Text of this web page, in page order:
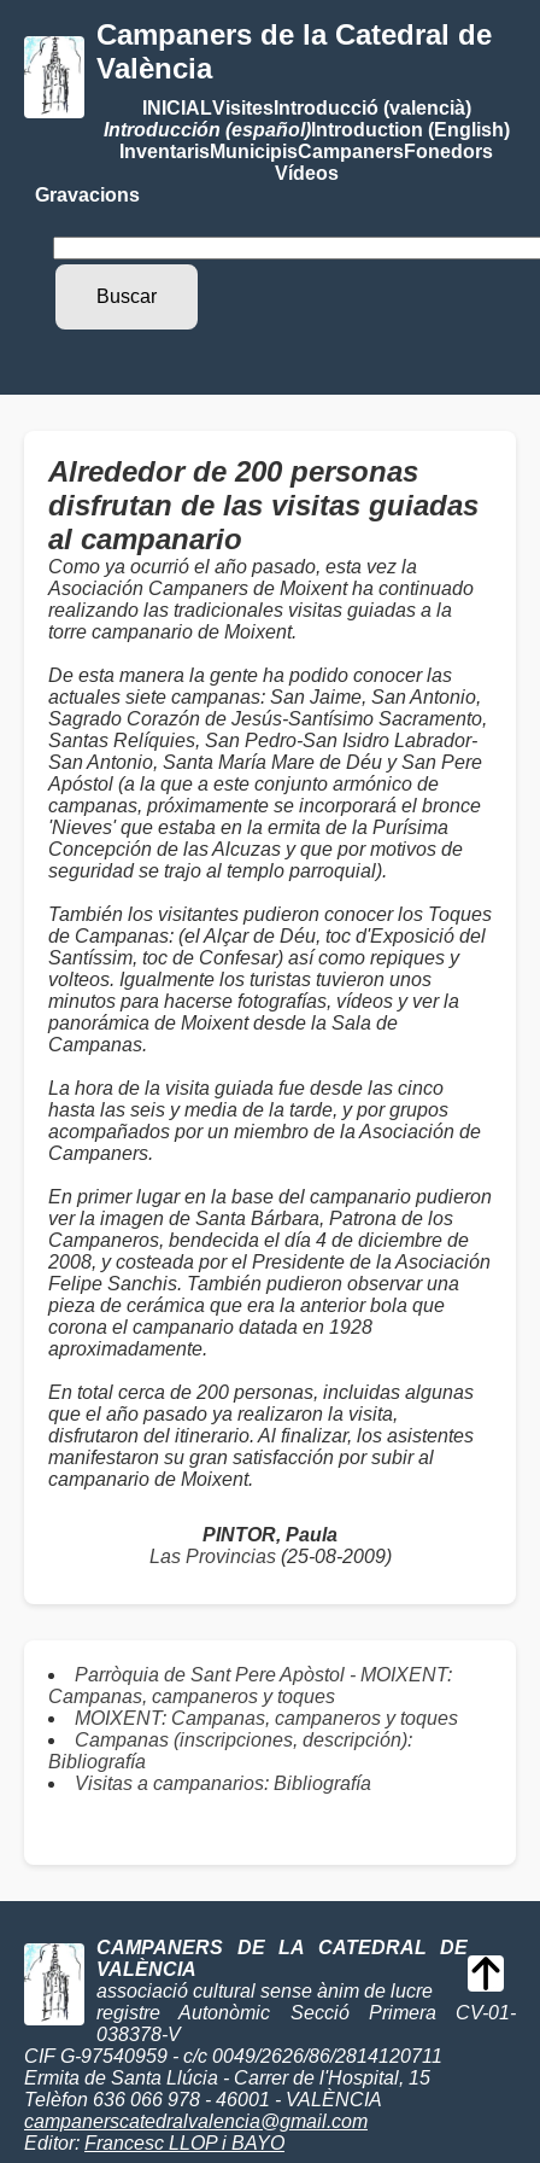
Campaners de la Catedral de
València
INICIALVisitesIntroducció (valencià)
Introducción (español)Introduction (English)
InventarisMunicipisCampanersFonedors
Vídeos
Gravacions
Alrededor de 200 personas
disfrutan de las visitas guiadas
al campanario
Como ya ocurrió el año pasado, esta vez la
Asociación Campaners de Moixent ha continuado
realizando las tradicionales visitas guiadas a la
torre campanario de Moixent.
De esta manera la gente ha podido conocer las
actuales siete campanas: San Jaime, San Antonio,
Sagrado Corazón de Jesús-Santísimo Sacramento,
Santas Relíquies, San Pedro-San Isidro Labrador-
San Antonio, Santa María Mare de Déu y San Pere
Apóstol (a la que a este conjunto armónico de
campanas, próximamente se incorporará el bronce
'Nieves' que estaba en la ermita de la Purísima
Concepción de las Alcuzas y que por motivos de
seguridad se trajo al templo parroquial).
También los visitantes pudieron conocer los Toques
de Campanas: (el Alçar de Déu, toc d'Exposició del
Santíssim, toc de Confesar) así como repiques y
volteos. Igualmente los turistas tuvieron unos
minutos para hacerse fotografías, vídeos y ver la
panorámica de Moixent desde la Sala de
Campanas.
La hora de la visita guiada fue desde las cinco
hasta las seis y media de la tarde, y por grupos
acompañados por un miembro de la Asociación de
Campaners.
En primer lugar en la base del campanario pudieron
ver la imagen de Santa Bárbara, Patrona de los
Campaneros, bendecida el día 4 de diciembre de
2008, y costeada por el Presidente de la Asociación
Felipe Sanchis. También pudieron observar una
pieza de cerámica que era la anterior bola que
corona el campanario datada en 1928
aproximadamente.
En total cerca de 200 personas, incluidas algunas
que el año pasado ya realizaron la visita,
disfrutaron del itinerario. Al finalizar, los asistentes
manifestaron su gran satisfacción por subir al
campanario de Moixent.
PINTOR, Paula
Las Provincias(25-08-2009)
Parròquia de Sant Pere Apòstol - MOIXENT:
Campanas, campaneros y toques
MOIXENT: Campanas, campaneros y toques
Campanas (inscripciones, descripción):
Bibliografía
Visitas a campanarios: Bibliografía
CAMPANERS DE LA CATEDRAL DE
VALÈNCIA
associació cultural sense ànim de lucre
registre Autonòmic Secció Primera CV-01-
038378-V
CIF G-97540959 - c/c 0049/2626/86/2814120711
Ermita de Santa Llúcia - Carrer de l'Hospital, 15
Telèfon 636 066 978 - 46001 - VALÈNCIA
campanerscatedralvalencia@gmail.com
Editor: Francesc LLOP i BAYO